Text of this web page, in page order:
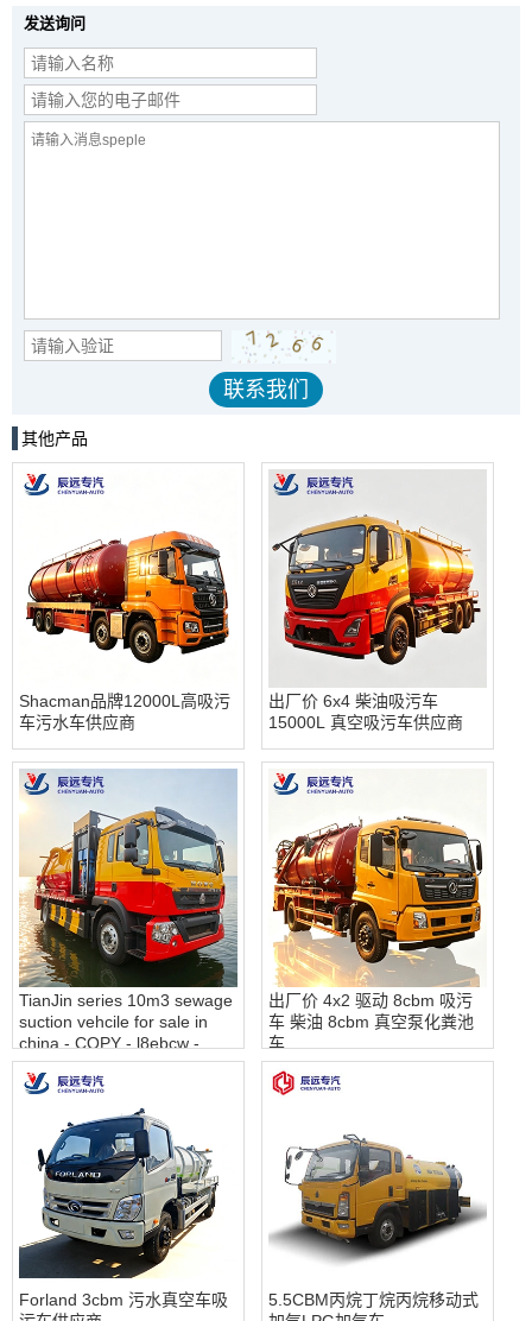
发送询问
其他产品
Shacman品牌12000L高吸污
车污水车供应商
出厂价 6x4 柴油吸污车
15000L 真空吸污车供应商
TianJin series 10m3 sewage
suction vehcile for sale in
china - COPY - l8ebcw -
COPY - agn6ee
出厂价 4x2 驱动 8cbm 吸污
车 柴油 8cbm 真空泵化粪池
车
Forland 3cbm 污水真空车吸
5.5CBM丙烷丁烷丙烷移动式